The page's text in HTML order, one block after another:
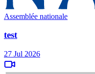
Assemblée nationale
test
27 Jul 2026